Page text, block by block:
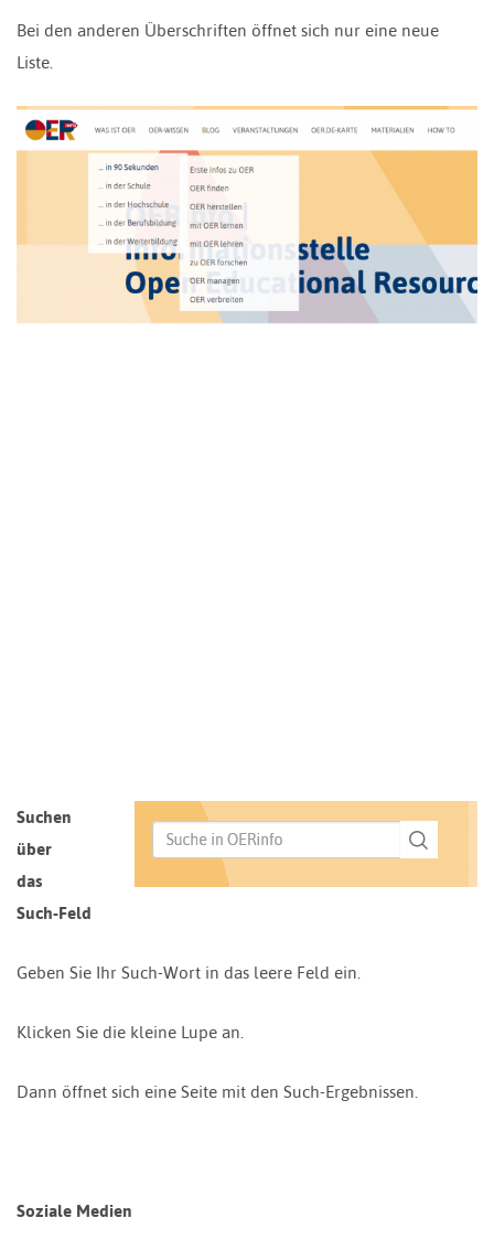
Bei den anderen Überschriften öffnet sich nur eine neue
Liste.
Suchen
über
das
Such-Feld
Geben Sie Ihr Such-Wort in das leere Feld ein.
Klicken Sie die kleine Lupe an.
Dann öffnet sich eine Seite mit den Such-Ergebnissen.
Soziale Medien